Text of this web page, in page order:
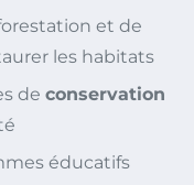
et de
les habitats
de conservation
éducatifs